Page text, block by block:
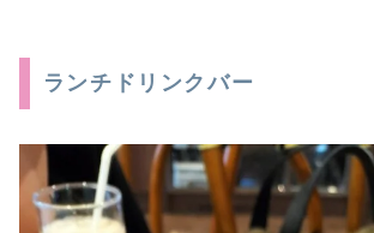
ランチドリンクバー